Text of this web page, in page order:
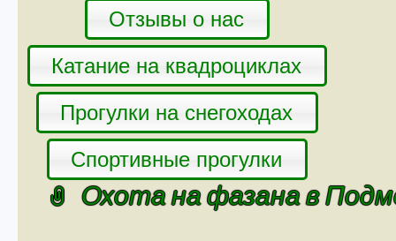
Отзывы о нас
Катание на квадроциклах
Прогулки на снегоходах
Спортивные прогулки
Охота на фазана в